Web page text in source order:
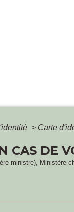
> Carte
CAS DE
ministre), Ministère